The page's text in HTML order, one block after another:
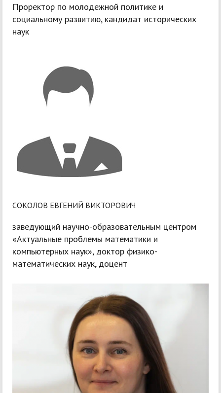
Проректор по молодежной политике и
социальному развитию, кандидат исторических
наук
СОКОЛОВ ЕВГЕНИЙ ВИКТОРОВИЧ
заведующий научно-образовательным центром
«Актуальные проблемы математики и
компьютерных наук», доктор физико-
математических наук, доцент